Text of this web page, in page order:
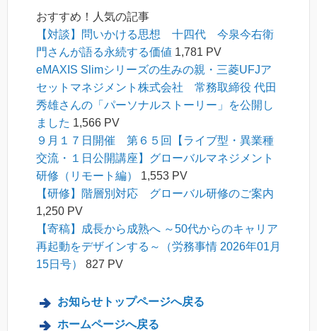
おすすめ！人気の記事
【対談】問いかける思想 十四代 今泉今右衛
門さんが語る永続する価値 1,781 PV
eMAXIS Slimシリーズの生みの親・三菱UFJア
セットマネジメント株式会社 常務取締役 代田
秀雄さんの「パーソナルストーリー」を公開し
ました 1,566 PV
９月１７日開催 第６５回【ライブ型・異業種
交流・１日公開講座】グローバルマネジメント
研修（リモート編）
1,553 PV
【研修】階層別対応 グローバル研修のご案内
1,250 PV
【寄稿】成長から成熟へ ～50代からのキャリア
再起動をデザインする～（労務事情 2026年01月
15日号）
827 PV
お知らせトップページへ戻る
ホームページへ戻る